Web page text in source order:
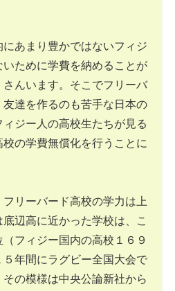
あまり豊かではないフィジ
ために学費を納めることが
んいます。そこでフリーバ
達を作るのも苦手な日本の
ジー人の高校生たちが見る
の学費無償化を行うことに
リーバード高校の学力は上
辺高に近かった学校は、こ
フィジー国内の高校１６９
年間にラグビー全国大会で
の模様は中央公論新社から